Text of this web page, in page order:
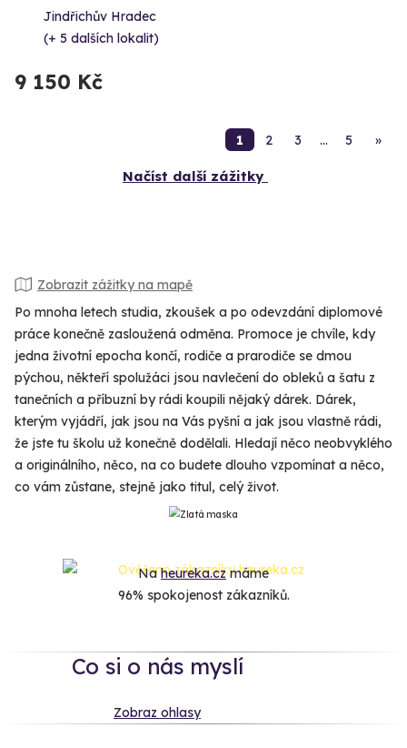
Jindřichův Hradec
(+ 5 dalších lokalit)
9 150 Kč
1 2 3 … 5 »
Načíst další zážitky
Zobrazit zážitky na mapě
Po mnoha letech studia, zkoušek a po odevzdání diplomové
práce konečně zasloužená odměna. Promoce je chvíle, kdy
jedna životní epocha končí, rodiče a prarodiče se dmou
pýchou, někteří spolužáci jsou navlečení do obleků a šatu z
tanečních a příbuzní by rádi koupili nějaký dárek. Dárek,
kterým vyjádří, jak jsou na Vás pyšní a jak jsou vlastně rádi,
že jste tu školu už konečně dodělali. Hledají něco neobvyklého
a originálního, něco, na co budete dlouho vzpomínat a něco,
co vám zůstane, stejně jako titul, celý život.
Naheureka.czmáme
96% spokojenost zákazníků.
Co si o nás myslí
Zobraz ohlasy